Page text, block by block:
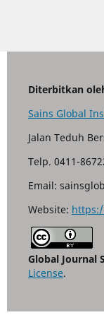
Diterbitkan
Sains Global
Jalan Teduh
Telp. 0411-
Email:
Website:
Global Journal
License.